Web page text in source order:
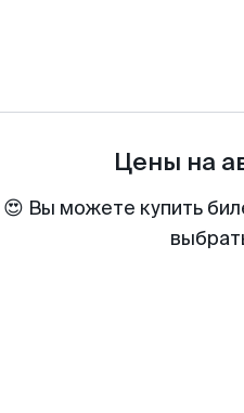
Цены на
😍 Вы можете купить